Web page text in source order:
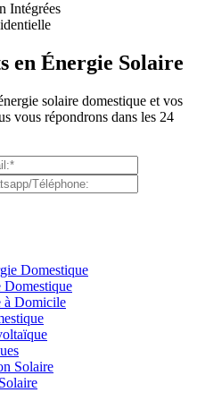
Intégrées
en Énergie Solaire
solaire domestique et vos
vous répondrons dans les 24
Domestique
Domestique
à Domicile
Solaire